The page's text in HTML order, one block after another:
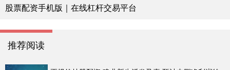
股票配资手机版｜在线杠杆交易平台
推荐阅读